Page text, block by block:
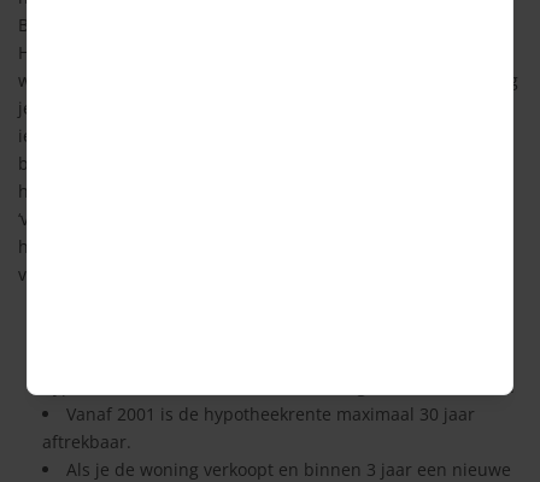
Belastingdienst terug over de hypotheekrente die je betaalt.
Hoeveel je terug krijgt is afhankelijk van de belastingschaal
waar jouw inkomen binnen valt. Hoe meer inkomensbelasting
je betaalt, des te hoger de hypotheekrenteaftrek is. Je kunt
ieder jaar de hypotheekrenteaftrek regelen via de
belastingaangifte. Ook kun je kiezen om de
hypotheekrenteaftrek maandelijks te ontvangen via de
‘voorlopige aanslag’ bij de Belastingdienst. Je moet voor de
hypotheekrenteaftrek wel voldoen aan de onderstaande
voorwaarden:
hypotheekrente van een tweede woning is niet aftrekbaar.
Vanaf 2001 is de hypotheekrente maximaal 30 jaar
aftrekbaar.
Als je de woning verkoopt en binnen 3 jaar een nieuwe